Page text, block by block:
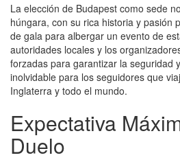
La elección de Budapest como sede
húngara, con su rica historia y pasión
de gala para albergar un evento de
autoridades locales y los
forzadas para garantizar la seguridad
inolvidable para los seguidores que
Inglaterra y todo el mundo.
Expectativa
Duelo